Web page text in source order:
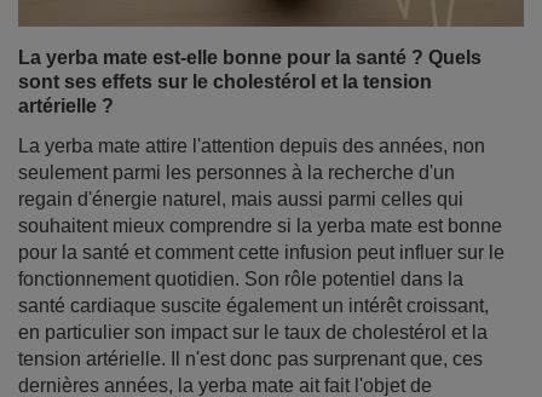
La yerba mate est-elle bonne pour la santé ? Quels
sont ses effets sur le cholestérol et la tension
artérielle ?
La yerba mate attire l'attention depuis des années, non
seulement parmi les personnes à la recherche d'un
regain d'énergie naturel, mais aussi parmi celles qui
souhaitent mieux comprendre si la yerba mate est bonne
pour la santé et comment cette infusion peut influer sur le
fonctionnement quotidien. Son rôle potentiel dans la
santé cardiaque suscite également un intérêt croissant,
en particulier son impact sur le taux de cholestérol et la
tension artérielle. Il n'est donc pas surprenant que, ces
dernières années, la yerba mate ait fait l'objet de